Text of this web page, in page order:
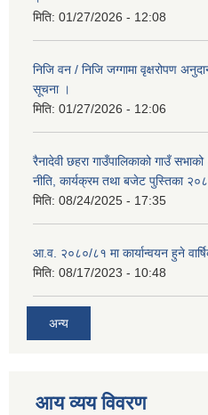
मिति: 01/27/2026 - 12:08
निजि वन / निजि जग्गामा वृक्षरोपण
सूचना ।
मिति: 01/27/2026 - 12:06
रैनादेवी छहरा गाउँपालिकाको गाउँ
नीति, कार्यक्रम तथा बजेट पुस्तिका
मिति: 08/24/2025 - 17:35
आ.व. २०८०/८१ मा कार्यान्वयन हुने
मिति: 08/17/2023 - 10:48
अन्य
आय व्यय विवरण